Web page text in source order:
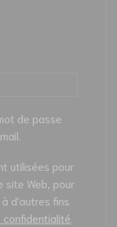
de passe
utilisées pour
site Web, pour
d'autres fins
confidentialité